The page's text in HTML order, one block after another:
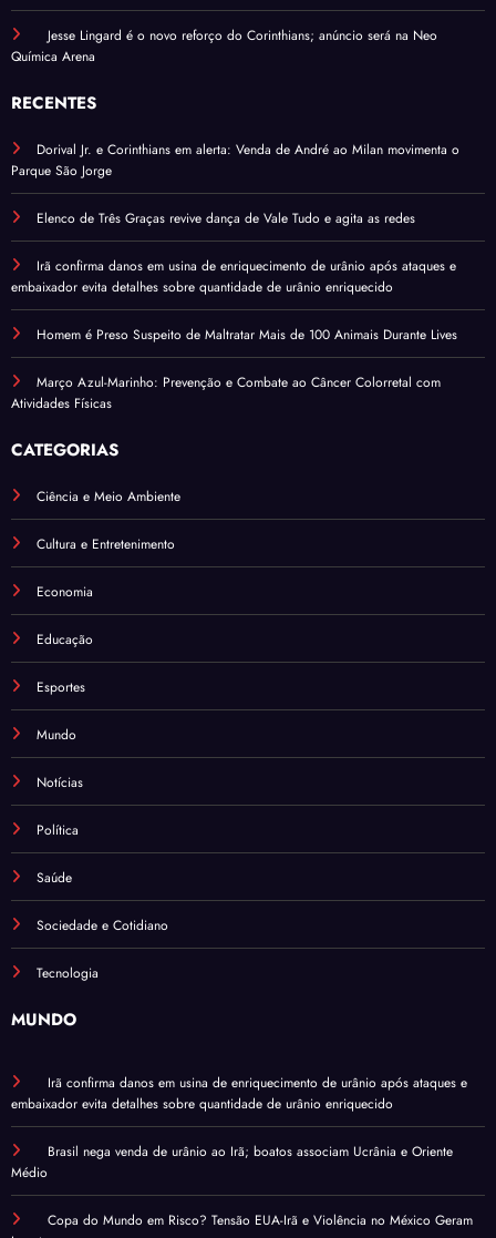
Jesse Lingard é o novo reforço do Corinthians; anúncio será na Neo
Química Arena
RECENTES
Dorival Jr. e Corinthians em alerta: Venda de André ao Milan movimenta o
Parque São Jorge
Elenco de Três Graças revive dança de Vale Tudo e agita as redes
Irã confirma danos em usina de enriquecimento de urânio após ataques e
embaixador evita detalhes sobre quantidade de urânio enriquecido
Homem é Preso Suspeito de Maltratar Mais de 100 Animais Durante Lives
Março Azul-Marinho: Prevenção e Combate ao Câncer Colorretal com
Atividades Físicas
CATEGORIAS
Ciência e Meio Ambiente
Cultura e Entretenimento
Economia
Educação
Esportes
Mundo
Notícias
Política
Saúde
Sociedade e Cotidiano
Tecnologia
MUNDO
Irã confirma danos em usina de enriquecimento de urânio após ataques e
embaixador evita detalhes sobre quantidade de urânio enriquecido
Brasil nega venda de urânio ao Irã; boatos associam Ucrânia e Oriente
Médio
Copa do Mundo em Risco? Tensão EUA-Irã e Violência no México Geram